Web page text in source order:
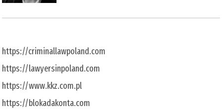
https://criminallawpoland.com
https://lawyersinpoland.com
https://www.kkz.com.pl
https://blokadakonta.com